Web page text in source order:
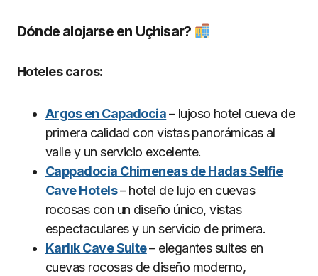
Dónde alojarse en Uçhisar?
Hoteles caros:
Argos en Capadocia– lujoso hotel cueva de
primera calidad con vistas panorámicas al
valle y un servicio excelente.
Cappadocia Chimeneas de Hadas Selfie
Cave Hotels– hotel de lujo en cuevas
rocosas con un diseño único, vistas
espectaculares y un servicio de primera.
Karlık Cave Suite– elegantes suites en
cuevas rocosas de diseño moderno,